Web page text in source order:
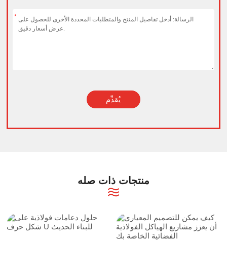
*
يُقدِّم
منتجات ذات صله